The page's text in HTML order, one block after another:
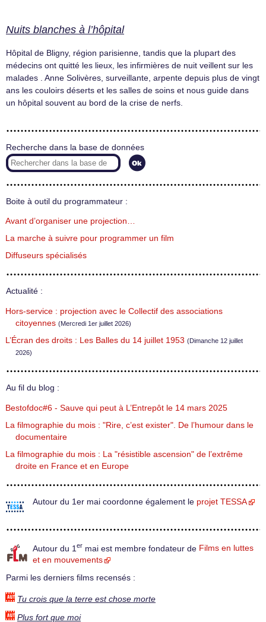
Nuits blanches à l’hôpital
Hôpital de Bligny, région parisienne, tandis que la plupart des
médecins ont quitté les lieux, les infirmières de nuit veillent sur les
malades . Anne Solivères, surveillante, arpente depuis plus de vingt
ans les couloirs déserts et les salles de soins et nous guide dans
un hôpital souvent au bord de la crise de nerfs.
Recherche dans la base de données
Boite à outil du programmateur :
Avant d’organiser une projection…
La marche à suivre pour programmer un film
Diffuseurs spécialisés
Actualité :
Hors-service : projection avec le Collectif des associations
citoyennes (Mercredi 1er juillet 2026)
L’Écran des droits : Les Balles du 14 juillet 1953 (Dimanche 12 juillet
2026)
Au fil du blog :
Bestofdoc#6 - Sauve qui peut à L’Entrepôt le 14 mars 2025
La filmographie du mois : "Rire, c’est exister". De l’humour dans le
documentaire
La filmographie du mois : La "résistible ascension" de l’extrême
droite en France et en Europe
Autour du 1er mai coordonne également le projet TESSA
Autour du 1 er mai est membre fondateur de Films en luttes
et en mouvements
Parmi les derniers films recensés :
Tu crois que la terre est chose morte
Plus fort que moi